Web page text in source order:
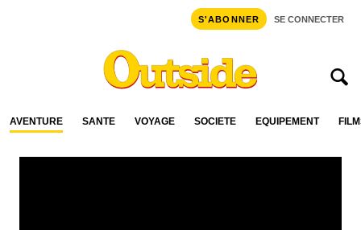
S'ABONNER SE CONNECTER
AVENTURE SANTÉ VOYAGE SOCIÉTÉ ÉQUIPEMENT